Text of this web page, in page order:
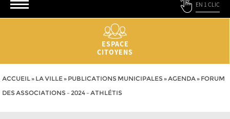
EN 1 CLIC
ESPACE
CITOYENS
ACCUEIL» LA VILLE» PUBLICATIONS MUNICIPALES»AGENDA» FORUM
DES ASSOCIATIONS – 2024 – ATHLÉTIS